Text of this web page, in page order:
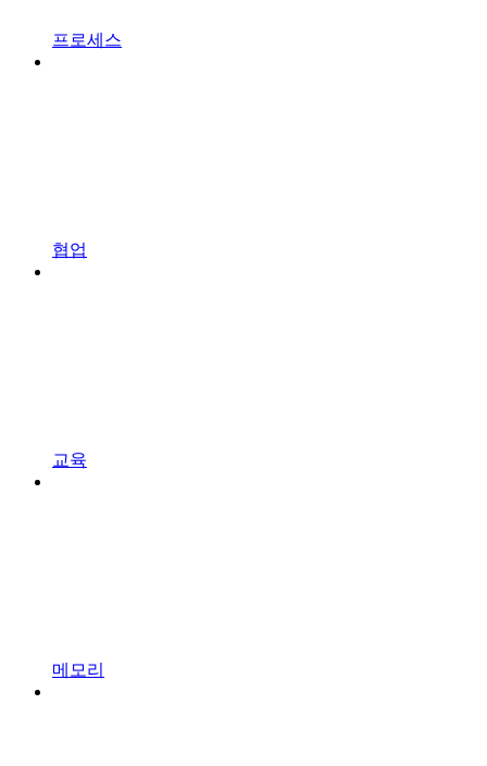
프로세스
협업
교육
메모리